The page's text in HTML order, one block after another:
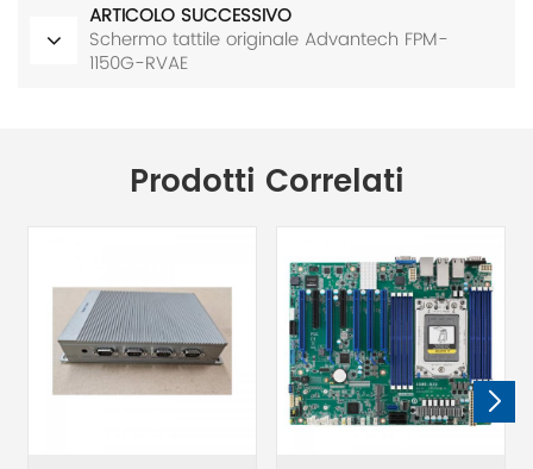
ARTICOLO SUCCESSIVO
Schermo tattile originale Advantech FPM-
1150G-RVAE
Prodotti Correlati